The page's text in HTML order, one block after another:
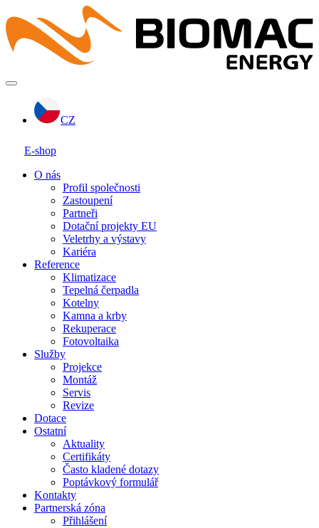
CZ
E-shop
O nás
Profil společnosti
Zastoupení
Partneři
Dotační projekty EU
Veletrhy a výstavy
Kariéra
Reference
Klimatizace
Tepelná čerpadla
Kotelny
Kamna a krby
Rekuperace
Fotovoltaika
Služby
Projekce
Montáž
Servis
Revize
Dotace
Ostatní
Aktuality
Certifikáty
Často kladené dotazy
Poptávkový formulář
Kontakty
Partnerská zóna
Přihlášení